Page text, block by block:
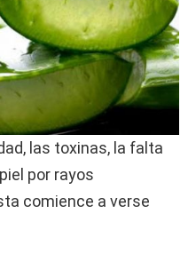
las toxinas, la falta
por rayos
comience a verse